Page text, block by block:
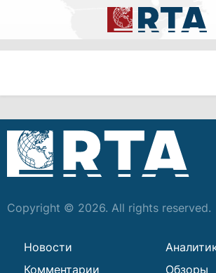
Copyright © 2026. All rights reserved.
Новости
Комментарии
Обзоры